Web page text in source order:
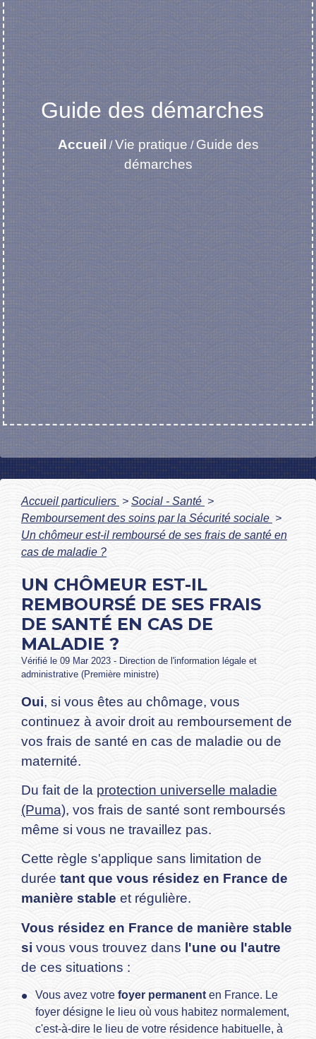
Guide des démarches
Accueil /Vie pratique / Guide des
démarches
Accueil particuliers > Social - Santé >
Remboursement des soins par la Sécurité sociale >
Un chômeur est-il remboursé de ses frais de santé en
cas de maladie ?
UN CHÔMEUR EST-IL
REMBOURSÉ DE SES FRAIS
DE SANTÉ EN CAS DE
MALADIE ?
Vérifié le 09 Mar 2023 - Direction de l'information légale et
administrative (Première ministre)
Oui, si vous êtes au chômage, vous
continuez à avoir droit au remboursement de
vos frais de santé en cas de maladie ou de
maternité.
Du fait de la protection universelle maladie
(Puma), vos frais de santé sont remboursés
même si vous ne travaillez pas.
Cette règle s'applique sans limitation de
durée tant que vous résidez en France de
manière stable et régulière.
Vous résidez en France de manière stable
si vous vous trouvez dans l'une ou l'autre
de ces situations :
Vous avez votre foyer permanenten France. Le
foyer désigne le lieu où vous habitez normalement,
c'est-à-dire le lieu de votre résidence habituelle, à